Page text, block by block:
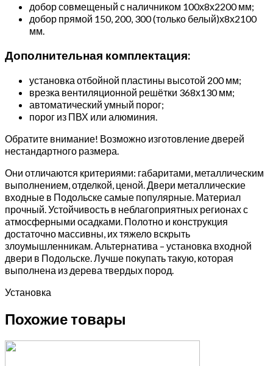
добор совмещеный с наличником 100х8х2200 мм;
добор прямой 150, 200, 300 (только белый)х8х2100
мм.
Дополнительная комплектация:
установка отбойной пластины высотой 200 мм;
врезка вентиляционной решётки 368х130 мм;
автоматический умный порог;
порог из ПВХ или алюминия.
Обратите внимание! Возможно изготовление дверей
нестандартного размера.
Они отличаются критериями: габаритами, металлическим
выполнением, отделкой, ценой. Двери металлические
входные в Подольске самые популярные. Материал
прочный. Устойчивость в неблагоприятных регионах с
атмосферными осадками. Полотно и конструкция
достаточно массивны, их тяжело вскрыть
злоумышленникам. Альтернатива – установка входной
двери в Подольске. Лучше покупать такую, которая
выполнена из дерева твердых пород.
Установка
Похожие товары